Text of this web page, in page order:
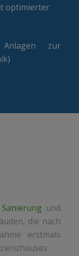
optimierter
zur
und
die nach
erstmals